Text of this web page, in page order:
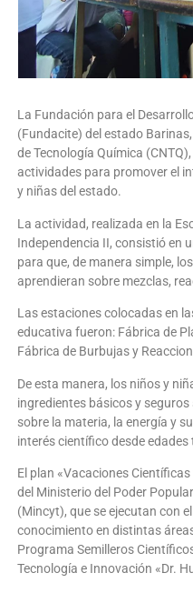
La Fundación para el
(Fundacite) del estado
de Tecnología Química
actividades para promover el
y niñas del estado.
La actividad, realizada en la
Independencia II, consistió en
para que, de manera simple,
aprendieran sobre mezclas,
Las estaciones colocadas en
educativa fueron: Fábrica de
Fábrica de Burbujas y
De esta manera, los niños y
ingredientes básicos y
sobre la materia, la energía y
interés científico desde edades
El plan «Vacaciones
del Ministerio del Poder
(Mincyt), que se ejecutan con
conocimiento en distintas
Programa Semilleros
Tecnología e Innovación «Dr.